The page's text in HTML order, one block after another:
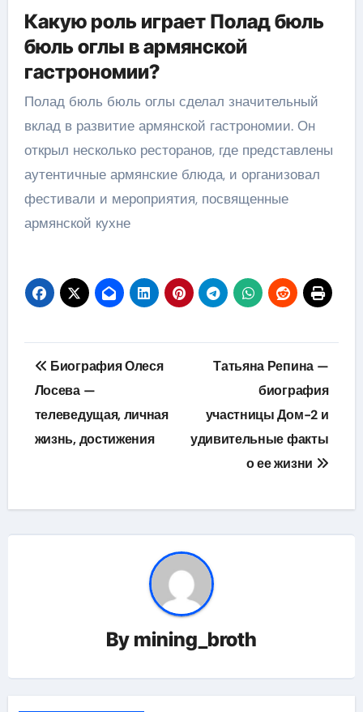
Какую роль играет Полад бюль
бюль оглы в армянской
гастрономии?
Полад бюль бюль оглы сделал значительный
вклад в развитие армянской гастрономии. Он
открыл несколько ресторанов, где представлены
аутентичные армянские блюда, и организовал
фестивали и мероприятия, посвященные
армянской кухне
Навигация
по
записям
Биография Олеся
Лосева —
телеведущая, личная
жизнь, достижения
Татьяна Репина —
биография
участницы Дом-2 и
удивительные факты
о ее жизни
By mining_broth